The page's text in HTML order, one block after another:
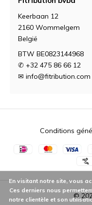
Keerbaan 12
2160 Wommelgem
België
BTW BE0823144968
✆ +32 475 86 66 12
✉ info@fitribution.com
©
Conditions
En visitant notre site, vous
Ces derniers nous
notre clientèle et son